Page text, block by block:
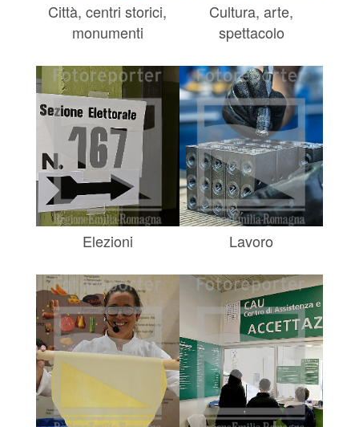
Città, centri storici,
monumenti
Cultura, arte,
spettacolo
Elezioni Lavoro